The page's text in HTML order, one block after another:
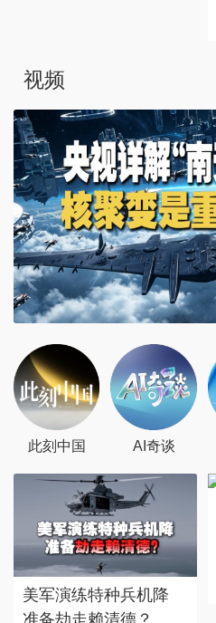
视频
此刻中国 AI奇谈
美军演练特种兵机降
准备劫走赖清德？